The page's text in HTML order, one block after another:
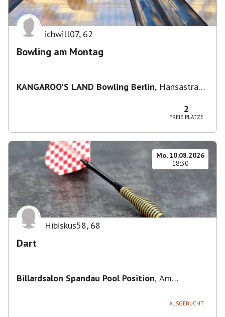
ichwill07, 62
Bowling am Montag
KANGAROO'S LAND Bowling Berlin, Hansastraße
2
FREIE PLÄTZE
Mo, 10.08.2026
18:30
Hibiskus58, 68
Dart
Billardsalon Spandau Pool Position, Am
AUSGEBUCHT